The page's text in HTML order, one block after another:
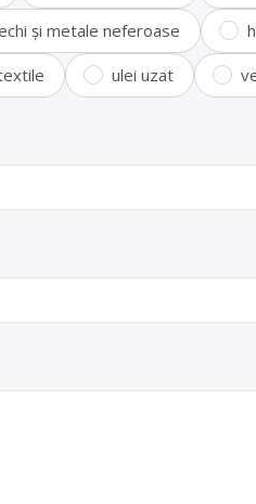
și metale neferoase
ulei uzat